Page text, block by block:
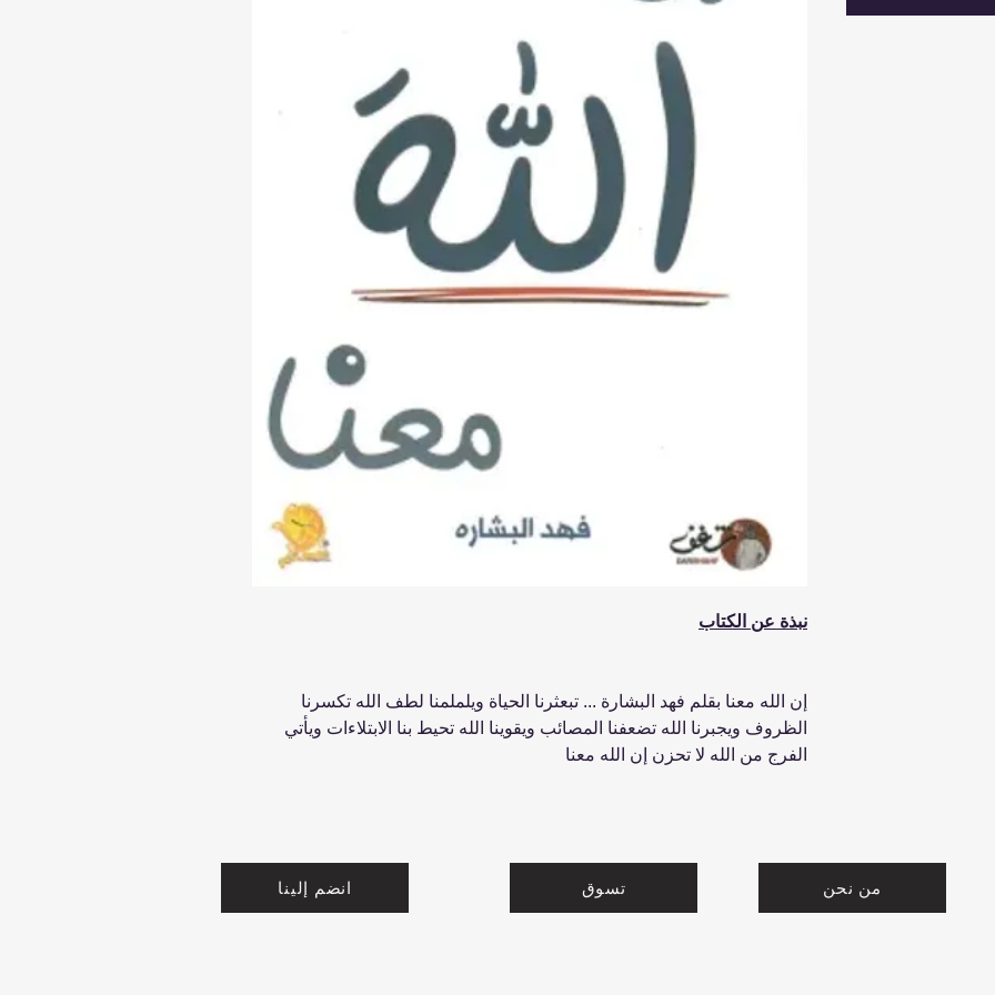
نبذة عن الكتاب
إن الله معنا بقلم فهد البشارة ... تبعثرنا الحياة ويلملمنا لطف الله تكسرنا
الظروف ويجبرنا الله تضعفنا المصائب ويقوينا الله تحيط بنا الابتلاءات ويأتي
الفرج من الله لا تحزن إن الله معنا
انضم إلينا تسوق من نحن